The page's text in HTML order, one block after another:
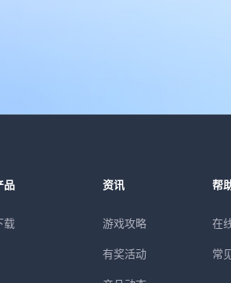
品
载
资讯
游戏攻略
有奖活动
帮
在
常